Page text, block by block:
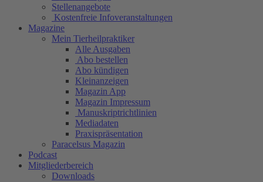
Stellenangebote
Kostenfreie Infoveranstaltungen
Magazine
Mein Tierheilpraktiker
Alle Ausgaben
Abo bestellen
Abo kündigen
Kleinanzeigen
Magazin App
Magazin Impressum
Manuskriptrichtlinien
Mediadaten
Praxispräsentation
Paracelsus Magazin
Podcast
Mitgliederbereich
Downloads